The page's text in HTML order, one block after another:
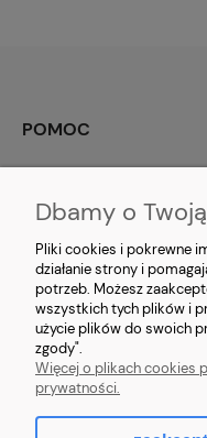
POMOC
O FIRMIE
MOJE KONTO
NAWIGACJA
Dbamy o
Pliki cookies i pokrewne
działanie strony i
potrzeb. Możesz
wszystkich tych plików i
użycie plików do swoich
zgody".
Więcej o plikach cookies
prywatności.